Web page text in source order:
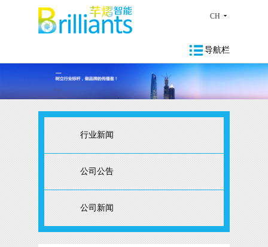
导航栏
CH
行业新闻
公司公告
公司新闻